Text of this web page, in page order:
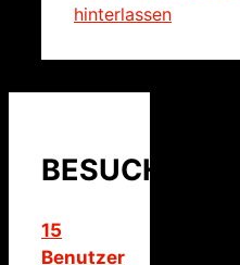
hinterlassen
BESUCHER
15
Benutzer